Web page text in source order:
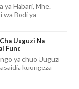
ya Habari, Mhe.
wa Bodi ya
Uuguzi Na
Fund
ya chuo Uuguzi
kuongeza